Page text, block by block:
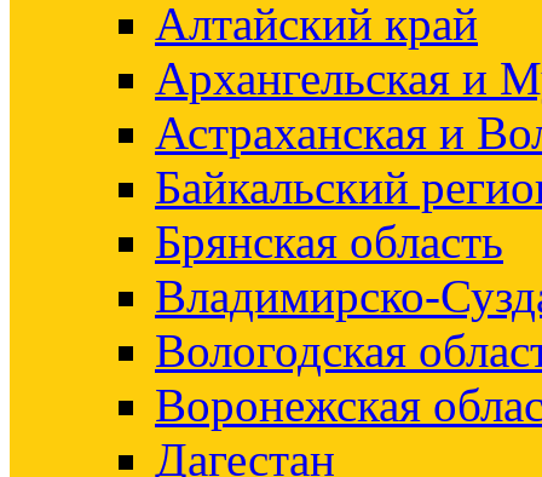
Алтайский край
Архангельская и
Астраханская и
Байкальский
Брянская область
Владимирско-
Вологодская
Воронежская
Дагестан